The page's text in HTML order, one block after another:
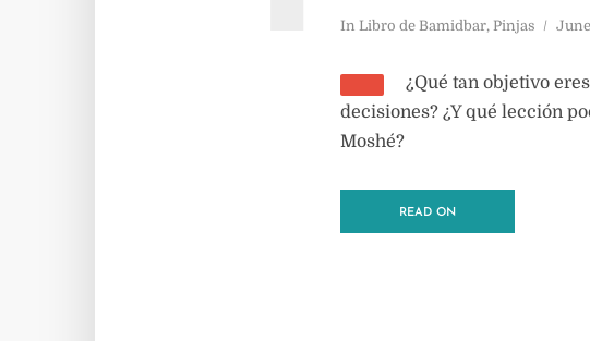
In Libro de Bamidbar, Pinjas
¿Qué tan objetivo
decisiones? ¿Y qué lección
Moshé?
READ ON